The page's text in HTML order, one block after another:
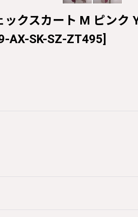
ックスカート M ピン
AX-SK-SZ-ZT495]